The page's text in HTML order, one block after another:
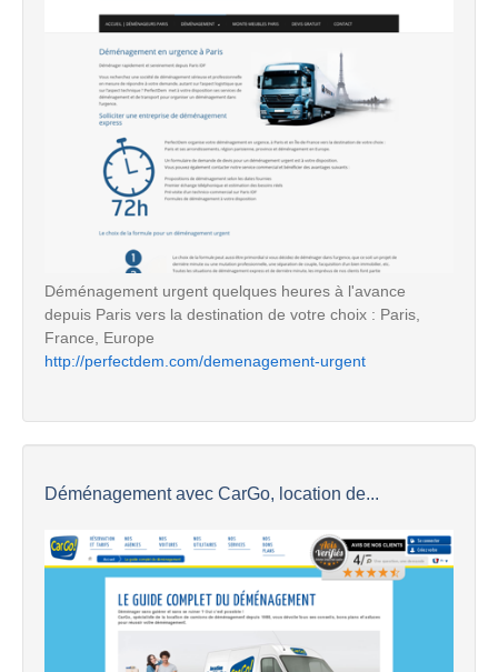
Déménagement urgent quelques heures à l'avance
depuis Paris vers la destination de votre choix : Paris,
France, Europe
http://perfectdem.com/demenagement-urgent
Déménagement avec CarGo, location de...